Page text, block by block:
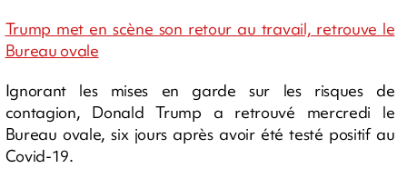
Trump met en scène son retour au travail, retrouve le
Bureau ovale
Ignorant les mises en garde sur les risques de
contagion, Donald Trump a retrouvé mercredi le
Bureau ovale, six jours après avoir été testé positif au
Covid-19.